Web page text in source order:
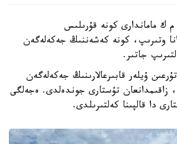
م ك ماماندارى كونە قۇرىلىس
وتىرىپ، كونە كەشەننىڭ جەكەلەگەن
جاتىر.
ۇيلەر قابىرعالارىنىڭ جەكەلەگەن
زاقىمدانعان تۇستارى جوندەلدى. ەجەلگى
دا قالپىنا كەلتىرىلدى.